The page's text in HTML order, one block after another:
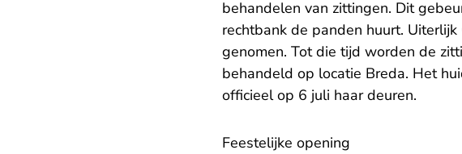
behandelen van zittingen. Dit
rechtbank de panden huurt.
genomen. Tot die tijd worden de
behandeld op locatie Breda. Het
officieel op 6 juli haar deuren.
Feestelijke opening